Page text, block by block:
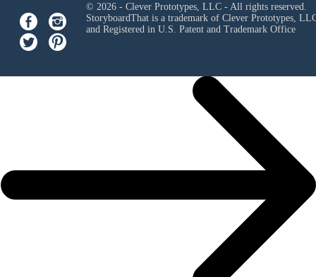
© 2026 - Clever Prototypes, LLC - All rights reserved.
StoryboardThat is a trademark of Clever Prototypes,
and Registered in U.S. Patent and Trademark Office